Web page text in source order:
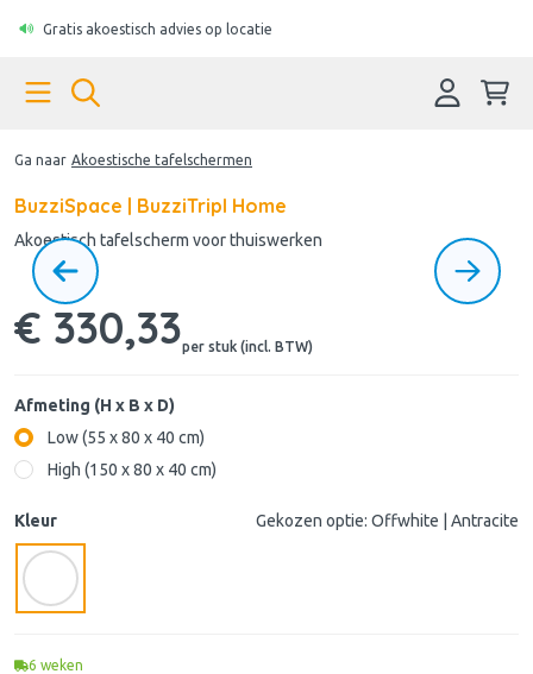
Gratis akoestisch advies op locatie
Ga naar Akoestische tafelschermen
BuzziSpace | BuzziTripl Home
Akoestisch tafelscherm voor thuiswerken
€ 330,33per stuk (incl. BTW)
Afmeting (H x B x D)
Low (55 x 80 x 40 cm)
High (150 x 80 x 40 cm)
Kleur Gekozen optie: Offwhite | Antracite
6 weken